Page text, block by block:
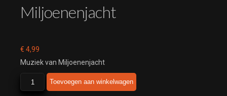
Miljoenenjacht
€ 4,99
Muziek van Miljoenenjacht
Miljoenenjacht
aantal
Toevoegen aan winkelwagen